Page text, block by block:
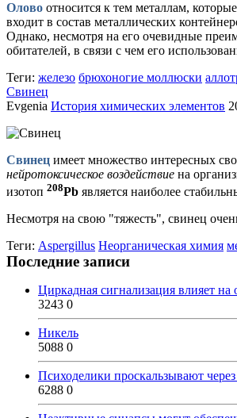
Олово относится к тем металлам,
входит в состав металлических
Однако, несмотря на его очевидные
обитателей, в связи с чем его
Теги: железо брюхоногие моллюски
Свинец
Evgenia История химических элементов
Свинец имеет множество интересных
нейротоксическое воздействие на
изотоп 208Pb является наиболее
Несмотря на свою "тяжесть", свинец
Теги: Aspergillus Неорганическая химия
Последние записи
Циркадная сигнализация влияет
3243 0
Никель
5088 0
Психоделики проскальзывают
6288 0